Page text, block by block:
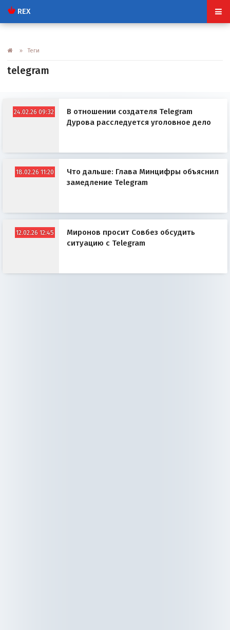
REX
» Теги
telegram
24.02.26 09:32
В отношении создателя Telegram
Дурова расследуется уголовное дело
18.02.26 11:20
Что дальше: Глава Минцифры объяснил
замедление Telegram
12.02.26 12:45
Миронов просит Совбез обсудить
ситуацию с Telegram